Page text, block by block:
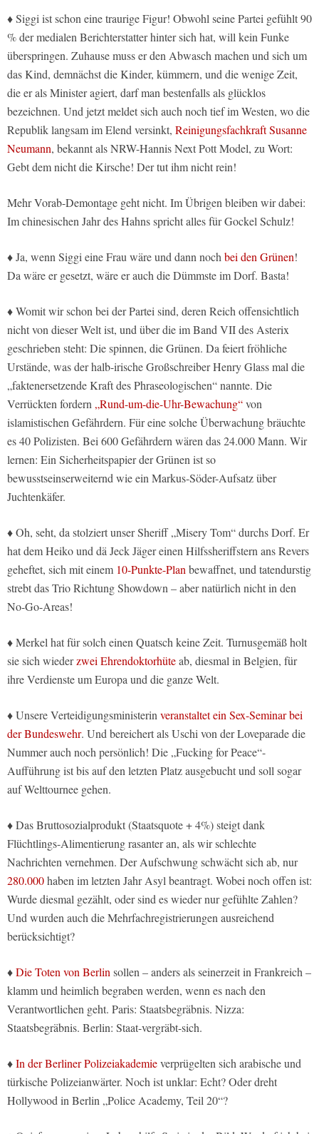
♦ Siggi ist schon eine traurige Figur! Obwohl seine Partei gefühlt 90
% der medialen Berichterstatter hinter sich hat, will kein Funke
überspringen. Zuhause muss er den Abwasch machen und sich um
das Kind, demnächst die Kinder, kümmern, und die wenige Zeit,
die er als Minister agiert, darf man bestenfalls als glücklos
bezeichnen. Und jetzt meldet sich auch noch tief im Westen, wo die
Republik langsam im Elend versinkt, Reinigungsfachkraft Susanne
Neumann, bekannt als NRW-Hannis Next Pott Model, zu Wort:
Gebt dem nicht die Kirsche! Der tut ihm nicht rein!
Mehr Vorab-Demontage geht nicht. Im Übrigen bleiben wir dabei:
Im chinesischen Jahr des Hahns spricht alles für Gockel Schulz!
♦ Ja, wenn Siggi eine Frau wäre und dann nochbei den Grünen!
Da wäre er gesetzt, wäre er auch die Dümmste im Dorf. Basta!
♦ Womit wir schon bei der Partei sind, deren Reich offensichtlich
nicht von dieser Welt ist, und über die im Band VII des Asterix
geschrieben steht: Die spinnen, die Grünen. Da feiert fröhliche
Urstände, was der halb-irische Großschreiber Henry Glass mal die
„faktenersetzende Kraft des Phraseologischen“ nannte. Die
Verrückten fordern„Rund-um-die-Uhr-Bewachung“von
islamistischen Gefährdern. Für eine solche Überwachung bräuchte
es 40 Polizisten. Bei 600 Gefährdern wären das 24.000 Mann. Wir
lernen: Ein Sicherheitspapier der Grünen ist so
bewusstseinserweiternd wie ein Markus-Söder-Aufsatz über
Juchtenkäfer.
♦ Oh, seht, da stolziert unser Sheriff „Misery Tom“ durchs Dorf. Er
hat dem Heiko und dä Jeck Jäger einen Hilfssheriffstern ans Revers
geheftet, sich mit einem 10-Punkte-Planbewaffnet, und tatendurstig
strebt das Trio Richtung Showdown – aber natürlich nicht in den
No-Go-Areas!
♦ Merkel hat für solch einen Quatsch keine Zeit. Turnusgemäß holt
sie sich wiederzwei Ehrendoktorhüteab, diesmal in Belgien, für
ihre Verdienste um Europa und die ganze Welt.
♦ Unsere Verteidigungsministerinveranstaltet ein Sex-Seminar bei
der Bundeswehr. Und bereichert als Uschi von der Loveparade die
Nummer auch noch persönlich! Die „Fucking for Peace“-
Aufführung ist bis auf den letzten Platz ausgebucht und soll sogar
auf Welttournee gehen.
♦ Das Bruttosozialprodukt (Staatsquote + 4%) steigt dank
Flüchtlings-Alimentierung rasanter an, als wir schlechte
Nachrichten vernehmen. Der Aufschwung schwächt sich ab, nur
280.000haben im letzten Jahr Asyl beantragt. Wobei noch offen ist:
Wurde diesmal gezählt, oder sind es wieder nur gefühlte Zahlen?
Und wurden auch die Mehrfachregistrierungen ausreichend
berücksichtigt?
♦Die Toten von Berlinsollen – anders als seinerzeit in Frankreich –
klamm und heimlich begraben werden, wenn es nach den
Verantwortlichen geht. Paris: Staatsbegräbnis. Nizza:
Staatsbegräbnis. Berlin: Staat-vergräbt-sich.
♦In der Berliner Polizeiakademieverprügelten sich arabische und
türkische Polizeianwärter. Noch ist unklar: Echt? Oder dreht
Hollywood in Berlin „Police Academy, Teil 20“?